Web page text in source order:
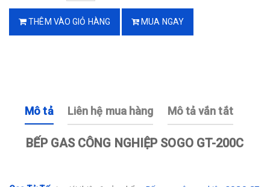
THÊM VÀO GIỎ HÀNG MUA NGAY
Mô tả Liên hệ mua hàng Mô tả vắn tắt
BẾP GAS CÔNG NGHIỆP SOGO GT-200C